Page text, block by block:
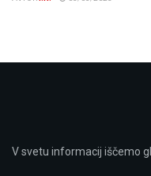
V svetu informacij iščemo